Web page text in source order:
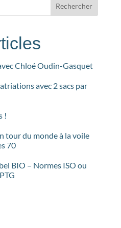
Rechercher
Chloé Oudin-Gasquet
avec 2 sacs par
!
tour du monde à la voile
70
BIO – Normes ISO ou